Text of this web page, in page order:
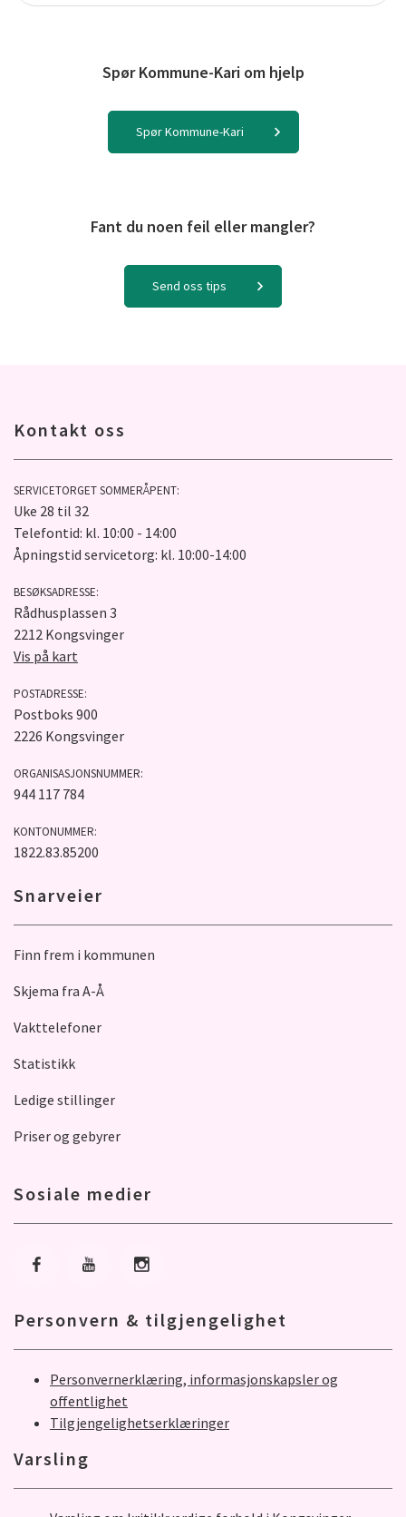
Spør Kommune-Kari om hjelp
Spør Kommune-Kari
Fant du noen feil eller mangler?
Send oss tips
Kontakt oss
SERVICETORGET SOMMERÅPENT:
Uke 28 til 32
Telefontid: kl. 10:00 - 14:00
Åpningstid servicetorg: kl. 10:00-14:00
BESØKSADRESSE:
Rådhusplassen 3
2212 Kongsvinger
Vis på kart
POSTADRESSE:
Postboks 900
2226 Kongsvinger
ORGANISASJONSNUMMER:
944 117 784
KONTONUMMER:
1822.83.85200
Snarveier
Finn frem i kommunen
Skjema fra A-Å
Vakttelefoner
Statistikk
Ledige stillinger
Priser og gebyrer
Sosiale medier
Gå til Facebook
Gå til YoutubeGå til Instagram
Personvern & tilgjengelighet
Personvernerklæring, informasjonskapsler og
offentlighet
Tilgjengelighetserklæringer
Varsling